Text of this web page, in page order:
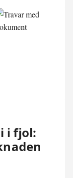
i fjol: